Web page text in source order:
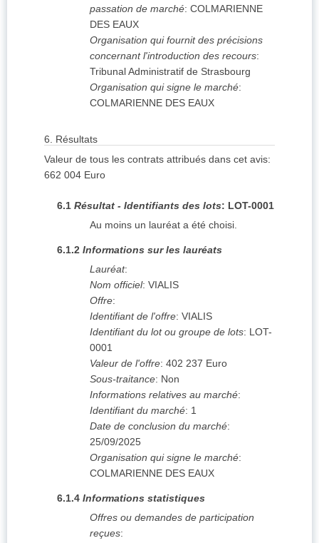
passation de marché: COLMARIENNE
DES EAUX
Organisation qui fournit des précisions
concernant l'introduction des recours:
Tribunal Administratif de Strasbourg
Organisation qui signe le marché:
COLMARIENNE DES EAUX
6. Résultats
Valeur de tous les contrats attribués dans cet avis:
662 004 Euro
6.1 Résultat - Identifiants des lots: LOT-0001
Au moins un lauréat a été choisi.
6.1.2 Informations sur les lauréats
Lauréat:
Nom officiel: VIALIS
Offre:
Identifiant de l'offre: VIALIS
Identifiant du lot ou groupe de lots: LOT-
0001
Valeur de l'offre: 402 237 Euro
Sous-traitance: Non
Informations relatives au marché:
Identifiant du marché: 1
Date de conclusion du marché:
25/09/2025
Organisation qui signe le marché:
COLMARIENNE DES EAUX
6.1.4 Informations statistiques
Offres ou demandes de participation
reçues: